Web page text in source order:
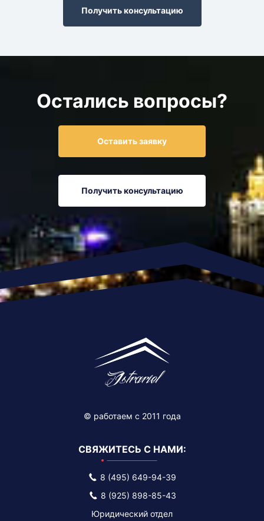
Получить консультацию
Остались вопросы?
Оставить заявку
Получить консультацию
© работаем c 2011 года
СВЯЖИТЕСЬ С НАМИ:
8 (495) 649-94-39
8 (925) 898-85-43
Юридический отдел